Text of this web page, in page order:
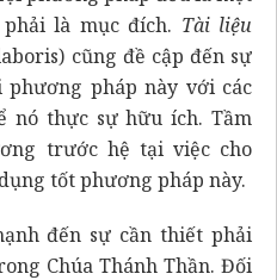
là mục đích. Tài liệu
cũng đề cập đến sự
pháp này với các
nó thực sự hữu ích. Tầm
trước hệ tại việc cho
tốt phương pháp này.
đến sự cần thiết phải
Chúa Thánh Thần. Đối